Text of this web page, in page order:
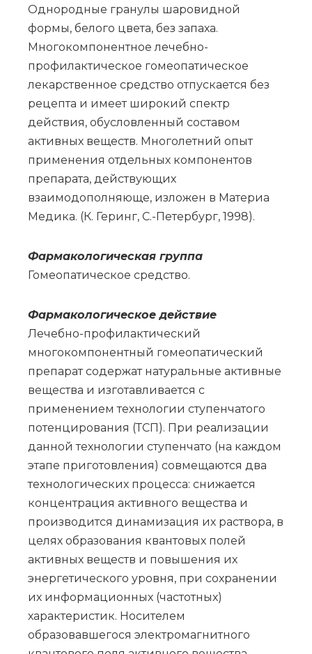
Однородные гранулы шаровидной
формы, белого цвета, без запаха.
Многокомпонентное лечебно-
профилактическое гомеопатическое
лекарственное средство отпускается без
рецепта и имеет широкий спектр
действия, обусловленный составом
активных веществ. Многолетний опыт
применения отдельных компонентов
препарата, действующих
взаимодополняюще, изложен в Материа
Медика. (К. Геринг, С.-Петербург, 1998).
Фар­ма­ко­ло­ги­че­ская груп­па
Го­мео­па­ти­че­ское сред­ство.
Фармакологическое действие
Лечебно-профилактический
многокомпонентный гомеопатический
препарат содержат натуральные активные
вещества и изготавливается с
применением технологии ступенчатого
потенцирования (ТСП). При реализации
данной технологии ступенчато (на каждом
этапе приготовления) совмещаются два
технологических процесса: снижается
концентрация активного вещества и
производится динамизация их раствора, в
целях образования квантовых полей
активных веществ и повышения их
энергетического уровня, при сохранении
их информационных (частотных)
характеристик. Носителем
образовавшегося электромагнитного